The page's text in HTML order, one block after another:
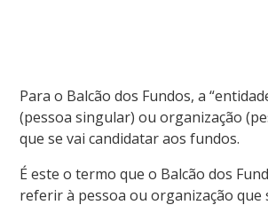
Para o Balcão dos Fundos, a
(pessoa singular) ou organização
que se vai candidatar aos fundos.
É este o termo que o Balcão dos
referir à pessoa ou organização que